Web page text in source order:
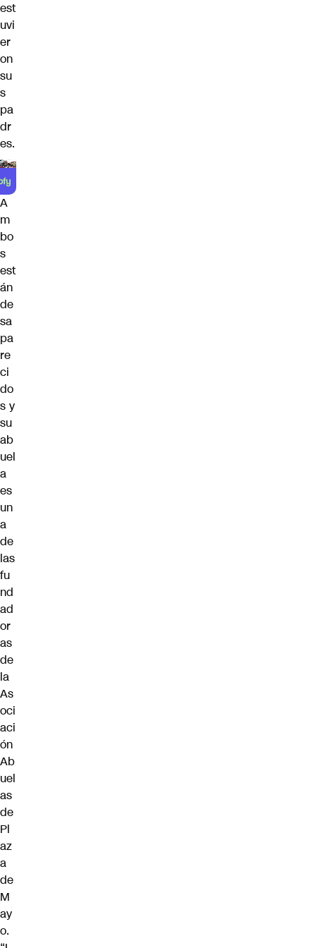
est
uvi
er
on
su
s
pa
dr
es.
A
m
bo
s
est
án
de
sa
pa
re
ci
do
s y
su
ab
uel
a
es
un
a
de
las
fu
nd
ad
or
as
de
la
As
oci
aci
ón
Ab
uel
as
de
Pl
az
a
de
M
ay
o.